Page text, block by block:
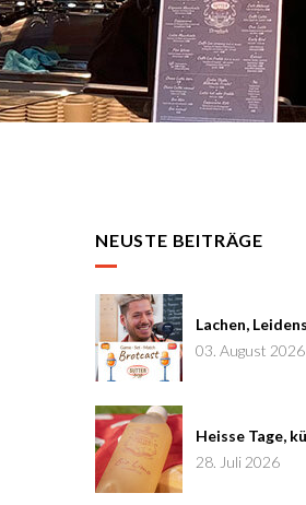
NEUSTE BEITRÄGE
03. August 2026
28. Juli 2026